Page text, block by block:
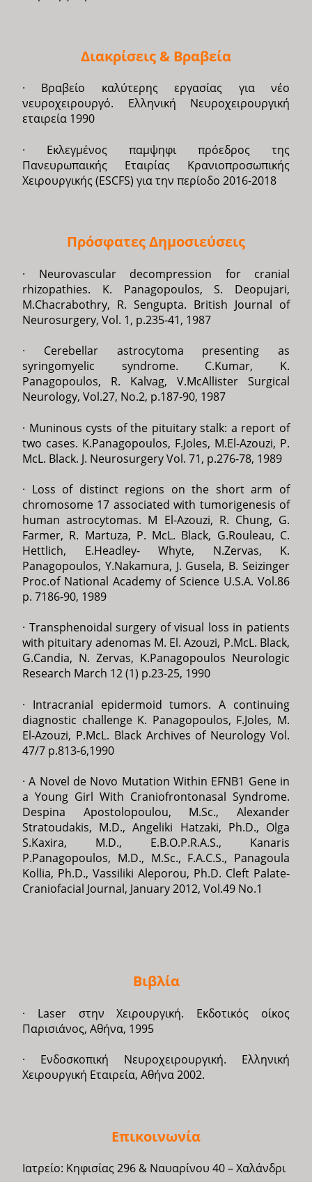
Διακρίσεις & Βραβεία
· Βραβείο καλύτερης εργασίας για νέο
νευροχειρουργό. Ελληνική Νευροχειρουργική
εταιρεία 1990
· Εκλεγμένος παμψηφι πρόεδρος της
Πανευρωπαικής Εταιρίας Κρανιοπροσωπικής
Χειρουργικής (ESCFS) για την περίοδο 2016-2018
Πρόσφατες Δημοσιεύσεις
· Neurovascular decompression for cranial
rhizopathies. K. Panagopoulos, S. Deopujari,
M.Chacrabothry, R. Sengupta. British Journal of
Neurosurgery, Vol. 1, p.235-41, 1987
· Cerebellar astrocytoma presenting as
syringomyelic syndrome. C.Kumar, K.
Panagopoulos, R. Kalvag, V.McAllister Surgical
Neurology, Vol.27, No.2, p.187-90, 1987
· Muninous cysts of the pituitary stalk: a report of
two cases. K.Panagopoulos, F.Joles, M.El-Azouzi, P.
McL. Black. J. Neurosurgery Vol. 71, p.276-78, 1989
· Loss of distinct regions on the short arm of
chromosome 17 associated with tumorigenesis of
human astrocytomas. M El-Azouzi, R. Chung, G.
Farmer, R. Martuza, P. McL. Black, G.Rouleau, C.
Hettlich, E.Headley- Whyte, N.Zervas, K.
Panagopoulos, Y.Nakamura, J. Gusela, B. Seizinger
Proc.of National Academy of Science U.S.A. Vol.86
p. 7186-90, 1989
· Transphenoidal surgery of visual loss in patients
with pituitary adenomas M. El. Azouzi, P.McL. Black,
G.Candia, N. Zervas, K.Panagopoulos Neurologic
Research March 12 (1) p.23-25, 1990
· Intracranial epidermoid tumors. A continuing
diagnostic challenge K. Panagopoulos, F.Joles, M.
El-Azouzi, P.McL. Black Archives of Neurology Vol.
47/7 p.813-6,1990
· A Novel de Novo Mutation Within EFNB1 Gene in
a Young Girl With Craniofrontonasal Syndrome.
Despina Apostolopoulou, M.Sc., Alexander
Stratoudakis, M.D., Angeliki Hatzaki, Ph.D., Olga
S.Kaxira, M.D., E.B.O.P.R.A.S., Kanaris
P.Panagopoulos, M.D., M.Sc., F.A.C.S., Panagoula
Kollia, Ph.D., Vassiliki Aleporou, Ph.D. Cleft Palate-
Craniofacial Journal, January 2012, Vol.49 No.1
Βιβλία
· Laser στην Χειρουργική. Εκδοτικός οίκος
Παρισιάνος, Αθήνα, 1995
· Ενδοσκοπική Νευροχειρουργική. Ελληνική
Χειρουργική Εταιρεία, Αθήνα 2002.
Επικοινωνία
Ιατρείο: Κηφισίας 296 & Ναυαρίνου 40 – Χαλάνδρι